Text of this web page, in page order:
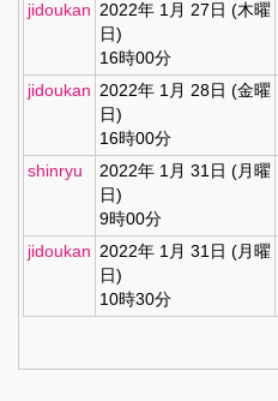
jidoukan 2022年 1月 27日 (木曜
日)
16時00分
jidoukan 2022年 1月 28日 (金曜
日)
16時00分
shinryu
2022年 1月 31日 (月曜
日)
9時00分
jidoukan 2022年 1月 31日 (月曜
日)
10時30分